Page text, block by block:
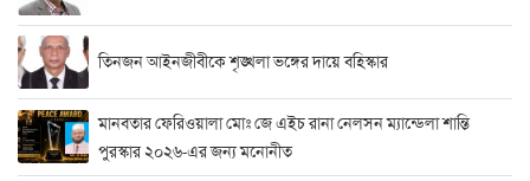
তিনজন আইনজীবীকে শৃঙ্খলা ভঙ্গের দায়ে বহিস্কার
মানবতার ফেরিওয়ালা মোঃ জে এইচ রানা নেলসন ম্যান্ডেলা শান্তি
পুরস্কার ২০২৬-এর জন্য মনোনীত